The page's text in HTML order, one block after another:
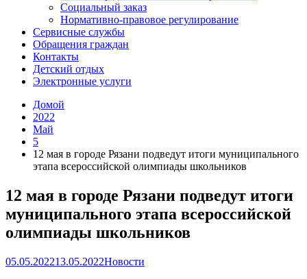
Социальный заказ
Нормативно-правовое регулирование
Сервисные службы
Обращения граждан
Контакты
Детский отдых
Электронные услуги
Домой
2022
Май
5
12 мая в городе Рязани подведут итоги муниципального
этапа всероссийской олимпиады школьников
12 мая в городе Рязани подведут итоги
муниципального этапа всероссийской
олимпиады школьников
05.05.202213.05.2022Новости